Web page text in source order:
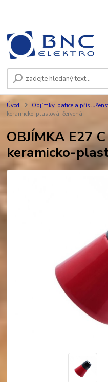
Úvod Objímky, patice a
keramicko-plastová; červená
OBJÍMKA E27
keramicko-